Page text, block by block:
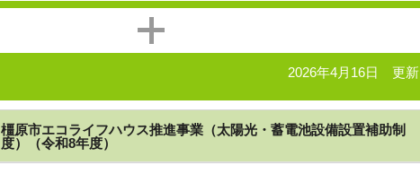
2026年4月16日 更新
橿原市エコライフハウス推進事業（太陽光・蓄電池設備設置補助制
度）（令和8年度）